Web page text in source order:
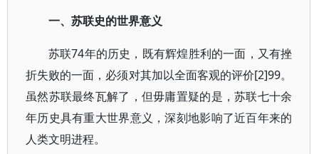
一、苏联史的世界意义
苏联74年的历史，既有辉煌胜利的一面，又有挫
折失败的一面，必须对其加以全面客观的评价[2]99。
虽然苏联最终瓦解了，但毋庸置疑的是，苏联七十余
年历史具有重大世界意义，深刻地影响了近百年来的
人类文明进程。